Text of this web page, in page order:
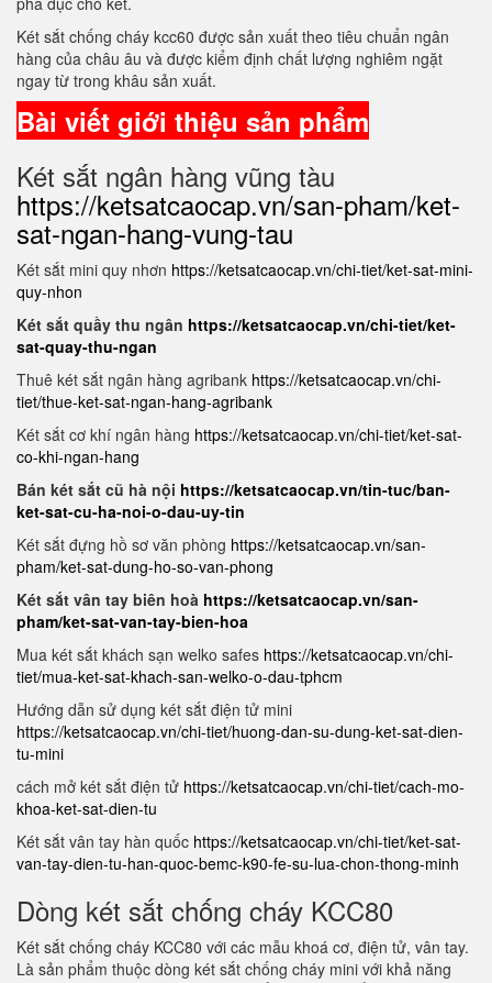
Két sắt chống cháy kcc60 được sản xuất theo tiêu chuẩn ngân
hàng của châu âu và được kiểm định chất lượng nghiêm ngặt
ngay từ trong khâu sản xuất.
Bài viết giới thiệu sản phẩm
Két sắt ngân hàng vũng tàu
https://ketsatcaocap.vn/san-pham/ket-
sat-ngan-hang-vung-tau
Két sắt mini quy nhơn https://ketsatcaocap.vn/chi-tiet/ket-sat-mini-
quy-nhon
Két sắt quầy thu ngân https://ketsatcaocap.vn/chi-tiet/ket-
sat-quay-thu-ngan
Thuê két sắt ngân hàng agribank https://ketsatcaocap.vn/chi-
tiet/thue-ket-sat-ngan-hang-agribank
Két sắt cơ khí ngân hàng https://ketsatcaocap.vn/chi-tiet/ket-sat-
co-khi-ngan-hang
Bán két sắt cũ hà nội https://ketsatcaocap.vn/tin-tuc/ban-
ket-sat-cu-ha-noi-o-dau-uy-tin
Két sắt đựng hồ sơ văn phòng https://ketsatcaocap.vn/san-
pham/ket-sat-dung-ho-so-van-phong
Két sắt vân tay biên hoà https://ketsatcaocap.vn/san-
pham/ket-sat-van-tay-bien-hoa
Mua két sắt khách sạn welko safes https://ketsatcaocap.vn/chi-
tiet/mua-ket-sat-khach-san-welko-o-dau-tphcm
Hướng dẫn sử dụng két sắt điện tử mini
https://ketsatcaocap.vn/chi-tiet/huong-dan-su-dung-ket-sat-dien-
tu-mini
cách mở két sắt điện tử https://ketsatcaocap.vn/chi-tiet/cach-mo-
khoa-ket-sat-dien-tu
Két sắt vân tay hàn quốc https://ketsatcaocap.vn/chi-tiet/ket-sat-
van-tay-dien-tu-han-quoc-bemc-k90-fe-su-lua-chon-thong-minh
Dòng két sắt chống cháy KCC80
Két sắt chống cháy KCC80 với các mẫu khoá cơ, điện tử, vân tay.
Là sản phẩm thuộc dòng két sắt chống cháy mini với khả năng